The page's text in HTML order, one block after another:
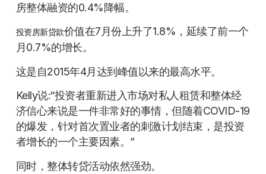
房整体融资的0.4%降幅。
投资房新贷款价值在7月份上升了1.8%，延续了前一个
月0.7%的增长。
这是自2015年4月达到峰值以来的最高水平。
Kelly说:“投资者重新进入市场对私人租赁和整体经
济信心来说是一件非常好的事情，但随着COVID-19
的爆发，针对首次置业者的刺激计划结束，是投资
者增长的一个主要因素。”
同时，整体转贷活动依然强劲。